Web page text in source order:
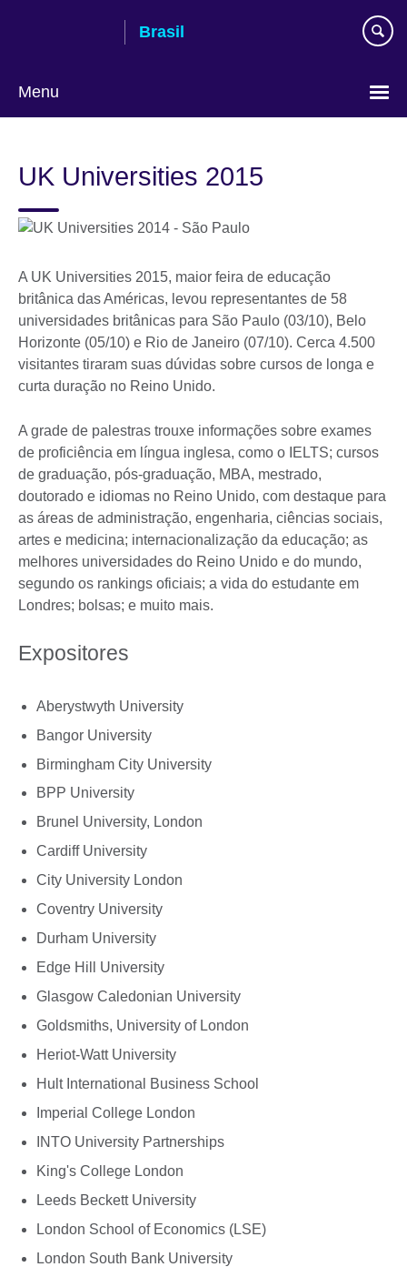
Brasil
Menu
language
UK Universities 2015
A UK Universities 2015, maior feira de educação
britânica das Américas, levou representantes de 58
universidades britânicas para São Paulo (03/10), Belo
Horizonte (05/10) e Rio de Janeiro (07/10). Cerca 4.500
visitantes tiraram suas dúvidas sobre cursos de longa e
curta duração no Reino Unido.
A grade de palestras trouxe informações sobre exames
de proficiência em língua inglesa, como o IELTS; cursos
de graduação, pós-graduação, MBA, mestrado,
doutorado e idiomas no Reino Unido, com destaque para
as áreas de administração, engenharia, ciências sociais,
artes e medicina; internacionalização da educação; as
melhores universidades do Reino Unido e do mundo,
segundo os rankings oficiais; a vida do estudante em
Londres; bolsas; e muito mais.
Expositores
Aberystwyth University
Bangor University
Birmingham City University
BPP University
Brunel University, London
Cardiff University
City University London
Coventry University
Durham University
Edge Hill University
Glasgow Caledonian University
Goldsmiths, University of London
Heriot-Watt University
Hult International Business School
Imperial College London
INTO University Partnerships
King's College London
Leeds Beckett University
London School of Economics (LSE)
London South Bank University